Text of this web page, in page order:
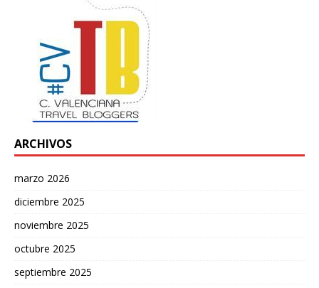
ARCHIVOS
marzo 2026
diciembre 2025
noviembre 2025
octubre 2025
septiembre 2025